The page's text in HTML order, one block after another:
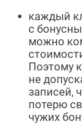
каждый
с
можно
Поэтому
не
записей,
потерю
чужих